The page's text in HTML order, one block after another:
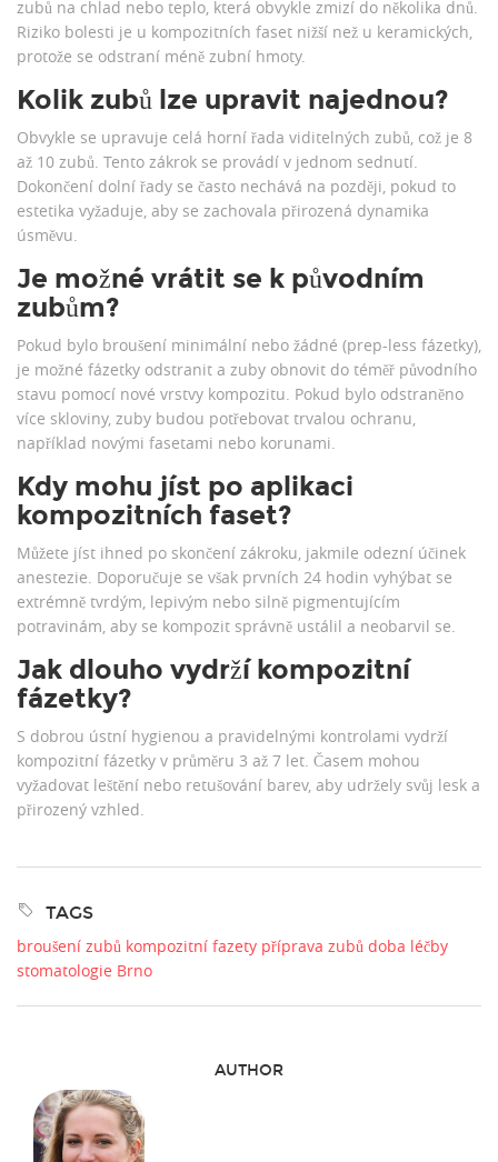
zubů na chlad nebo teplo, která obvykle zmizí do několika dnů.
Riziko bolesti je u kompozitních faset nižší než u keramických,
protože se odstraní méně zubní hmoty.
Kolik zubů lze upravit najednou?
Obvykle se upravuje celá horní řada viditelných zubů, což je 8
až 10 zubů. Tento zákrok se provádí v jednom sednutí.
Dokončení dolní řady se často nechává na později, pokud to
estetika vyžaduje, aby se zachovala přirozená dynamika
úsměvu.
Je možné vrátit se k původním
zubům?
Pokud bylo broušení minimální nebo žádné (prep-less fázetky),
je možné fázetky odstranit a zuby obnovit do téměř původního
stavu pomocí nové vrstvy kompozitu. Pokud bylo odstraněno
více skloviny, zuby budou potřebovat trvalou ochranu,
například novými fasetami nebo korunami.
Kdy mohu jíst po aplikaci
kompozitních faset?
Můžete jíst ihned po skončení zákroku, jakmile odezní účinek
anestezie. Doporučuje se však prvních 24 hodin vyhýbat se
extrémně tvrdým, lepivým nebo silně pigmentujícím
potravinám, aby se kompozit správně ustálil a neobarvil se.
Jak dlouho vydrží kompozitní
fázetky?
S dobrou ústní hygienou a pravidelnými kontrolami vydrží
kompozitní fázetky v průměru 3 až 7 let. Časem mohou
vyžadovat leštění nebo retušování barev, aby udržely svůj lesk a
přirozený vzhled.
TAGS
broušení zubů kompozitní fazety příprava zubů doba léčby
stomatologie Brno
AUTHOR